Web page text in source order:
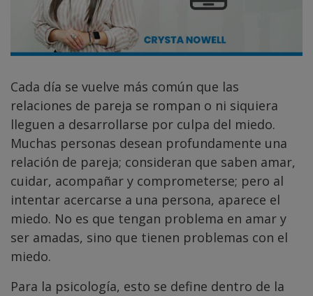
Cada día se vuelve más común que las
relaciones de pareja se rompan o ni siquiera
lleguen a desarrollarse por culpa del miedo.
Muchas personas desean profundamente una
relación de pareja; consideran que saben amar,
cuidar, acompañar y comprometerse; pero al
intentar acercarse a una persona, aparece el
miedo. No es que tengan problema en amar y
ser amadas, sino que tienen problemas con el
miedo.
Para la psicología, esto se define dentro de la